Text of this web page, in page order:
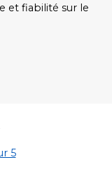
et fiabilité sur le
5